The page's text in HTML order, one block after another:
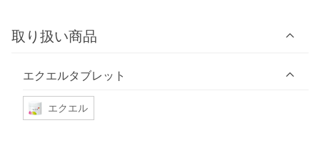
取り扱い商品
エクエルタブレット
エクエル